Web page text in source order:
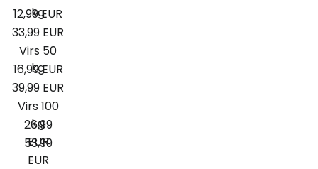
kg
12,99 EUR
33,99 EUR
Virs 50
kg
16,99 EUR
39,99 EUR
Virs 100
kg
26,99
EUR
53,99
EUR